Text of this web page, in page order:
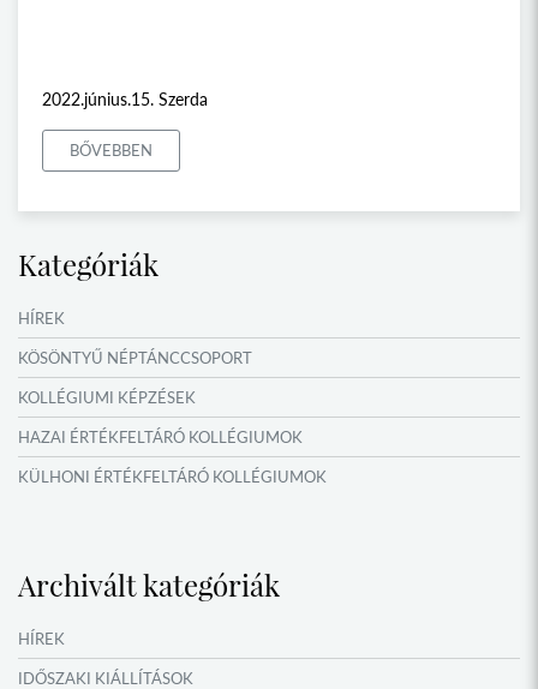
2022.június.15. Szerda
BŐVEBBEN
Kategóriák
HÍREK
KÖSÖNTYŰ NÉPTÁNCCSOPORT
KOLLÉGIUMI KÉPZÉSEK
HAZAI ÉRTÉKFELTÁRÓ KOLLÉGIUMOK
KÜLHONI ÉRTÉKFELTÁRÓ KOLLÉGIUMOK
IDŐSZAKI KIÁLLÍTÁSOK
NYÁRI TÁBOROK
OKTATÁS, KULTÚRA
Archivált kategóriák
HÍREK
IDŐSZAKI KIÁLLÍTÁSOK